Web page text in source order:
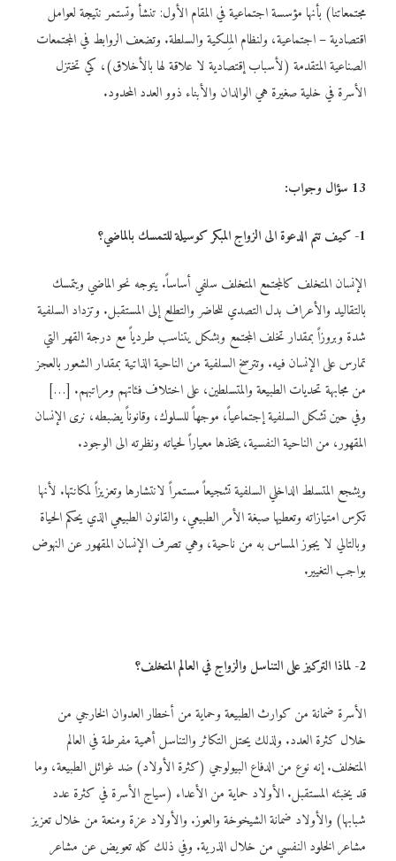
مجتمعاتنا) بأنها مؤسسة اجتماعية في المقام الأول: تنشأ وتستمر نتيجة لعوامل
اقتصادية – اجتماعية، ولنظام المِلكية والسلطة. وتضعف الروابط في المجتمعات
الصناعية المتقدمة (لأسباب إقتصادية لا علاقة لها بالأخلاق)، كي تختزل
الأسرة في خلية صغيرة هي الوالدان والأبناء ذوو العدد المحدود.
13 سؤال وجواب:
1- كيف تتم الدعوة الى الزواج المبكر كوسيلة للتمسك بالماضي؟
الإنسان المتخلف كالمجتمع المتخلف سلفي أساساً. يتوجه نحو الماضي ويتمسك
بالتقاليد والأعراف بدل التصدي للحاضر والتطلع إلى المستقبل. وتزداد السلفية
شدة وبروزاً بمقدار تخلف المجتمع وبشكل يتناسب طردياً مع درجة القهر التي
تمارس على الإنسان فيه. وتترسخ السلفية من الناحية الذاتية بمقدار الشعور بالعجز
من مجابهة تحديات الطبيعة والمتسلطين، على اختلاف فئاتهم ومراتبهم. […]
وفي حين تشكل السلفية إجتماعياً، موجهاً للسلوك، وقانوناً يضبطه، نرى الإنسان
المقهور، من الناحية النفسية، يتخذها معياراً لحياته ونظرته الى الوجود.
ويشجع المتسلط الداخلي السلفية تشجيعاً مستمراً لانتشارها وتعزيزاً لمكانتها. لأنها
تكرس امتيازاته وتعطيها صبغة الأمر الطبيعي، والقانون الطبيعي الذي يحكم الحياة
وبالتالي لا يجوز المساس به من ناحية، وهي تصرف الإنسان المقهور عن النهوض
بواجب التغيير.
2- لماذا التركيز على التناسل والزواج في العالم المتخلف؟
الأسرة ضمانة من كوارث الطبيعة وحماية من أخطار العدوان الخارجي من
خلال كثرة العدد. ولذلك يحتل التكاثر والتناسل أهمية مفرطة في العالم
المتخلف. إنه نوع من الدفاع البيولوجي (كثرة الأولاد) ضد غوائل الطبيعة، وما
قد يخبئه المستقبل. الأولاد حماية من الأعداء (سياج الأسرة في كثرة عدد
شبابها) والأولاد ضمانة الشيخوخة والعوز. والأولاد عزة ومنعة من خلال تعزيز
مشاعر الخلود النفسي من خلال الذرية. وفي ذلك كله تعويض عن مشاعر